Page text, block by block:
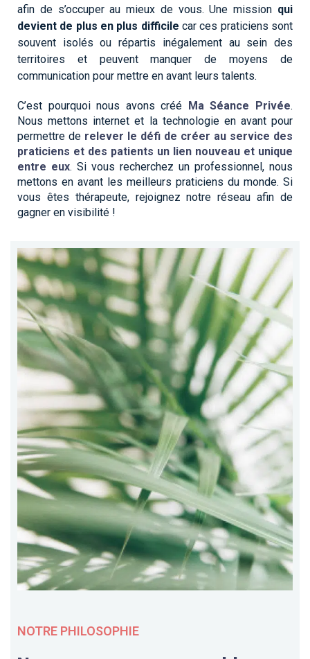
afin de s’occuper au mieux de vous. Une mission qui
devient de plus en plus difficile car ces praticiens sont
souvent isolés ou répartis inégalement au sein des
territoires et peuvent manquer de moyens de
communication pour mettre en avant leurs talents.
C’est pourquoi nous avons créé Ma Séance Privée.
Nous mettons internet et la technologie en avant pour
permettre de relever le défi de créer au service des
praticiens et des patients un lien nouveau et unique
entre eux. Si vous recherchez un professionnel, nous
mettons en avant les meilleurs praticiens du monde. Si
vous êtes thérapeute, rejoignez notre réseau afin de
gagner en visibilité !
NOTRE PHILOSOPHIE